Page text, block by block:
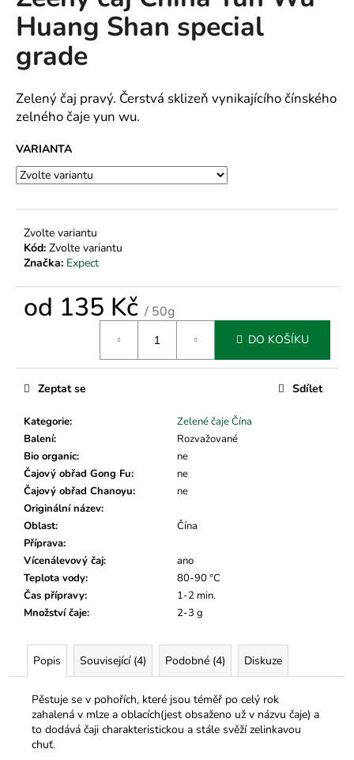
0,0
z
hvězdiček.
Huang Shan special
grade
Zelený čaj pravý. Čerstvá sklizeň vynikajícího čínského
zelného čaje yun wu.
VARIANTA
Zvolte variantu
Kód: Zvolte variantu
Značka: Expect
od 135 Kč / 50g
DO KOŠÍKU
Kategorie:
Zelené čaje Čína
Balení:
Rozvažované
Bio organic:
ne
Čajový obřad Gong Fu:
ne
Čajový obřad Chanoyu:
ne
Originální název:
Oblast:
Čína
Příprava:
Vícenálevový čaj:
ano
Teplota vody:
80-90 °C
Čas přípravy:
1-2 min.
Množství čaje: 2-3 g
Zeptat se Sdílet
Popis Související (4) Podobné (4) Diskuze
Pěstuje se v pohořích, které jsou téměř po celý rok
zahalená v mlze a oblacích(jest obsaženo už v názvu čaje) a
to dodává čaji charakteristickou a stále svěží zelinkavou
chuť.
a
j
í
?
HLEDAT
D
o
p
o
u
m